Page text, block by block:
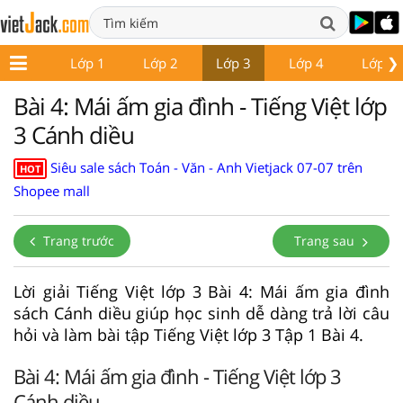
❯
Lớp 1 Lớp 2 Lớp 3 Lớp 4 Lớp 5
Bài 4: Mái ấm gia đình - Tiếng Việt lớp
3 Cánh diều
HOT
Siêu sale sách Toán - Văn - Anh Vietjack 07-07 trên
Shopee mall
Trang trước Trang sau
Lời giải Tiếng Việt lớp 3 Bài 4: Mái ấm gia đình
sách Cánh diều giúp học sinh dễ dàng trả lời câu
hỏi và làm bài tập Tiếng Việt lớp 3 Tập 1 Bài 4.
Bài 4: Mái ấm gia đình - Tiếng Việt lớp 3